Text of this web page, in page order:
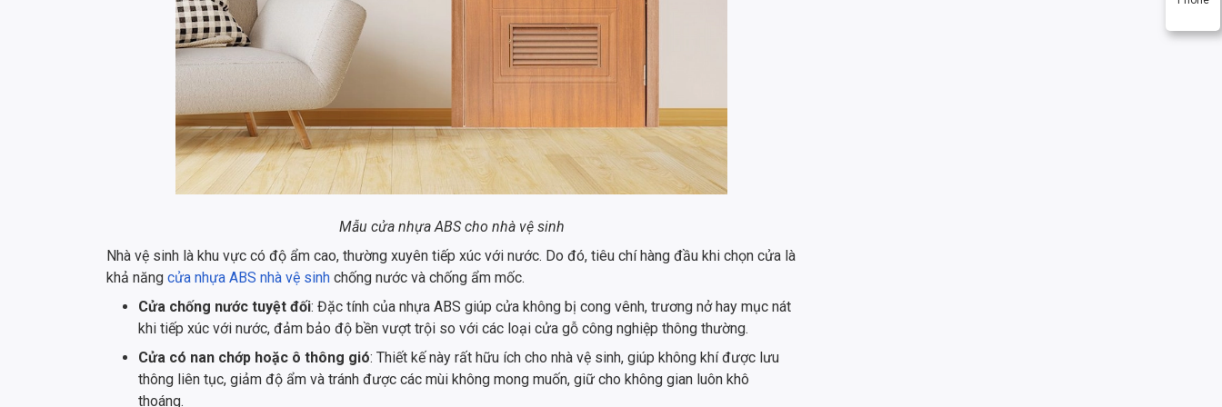
Mẫu cửa nhựa ABS cho nhà vệ sinh
Nhà vệ sinh là khu vực có độ ẩm cao, thường xuyên tiếp xúc với nước. Do đó, tiêu chí hàng đầu khi chọn cửa là
khả năng cửa nhựa ABS nhà vệ sinh chống nước và chống ẩm mốc.
Cửa chống nước tuyệt đối: Đặc tính của nhựa ABS giúp cửa không bị cong vênh, trương nở hay mục nát
khi tiếp xúc với nước, đảm bảo độ bền vượt trội so với các loại cửa gỗ công nghiệp thông thường.
Cửa có nan chớp hoặc ô thông gió: Thiết kế này rất hữu ích cho nhà vệ sinh, giúp không khí được lưu
thông liên tục, giảm độ ẩm và tránh được các mùi không mong muốn, giữ cho không gian luôn khô
thoáng.